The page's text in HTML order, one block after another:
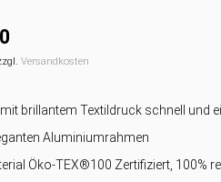
Versandkosten
brillantem Textildruck schnell und
Aluminiumrahmen
Öko-TEX®100 Zertifiziert, 100%